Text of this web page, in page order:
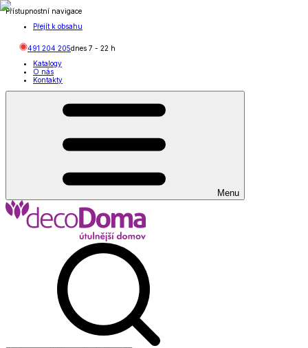
Přístupnostní navigace
Přejít k obsahu
491 204 205dnes 7 - 22 h
Katalogy
O nás
Kontakty
Menu